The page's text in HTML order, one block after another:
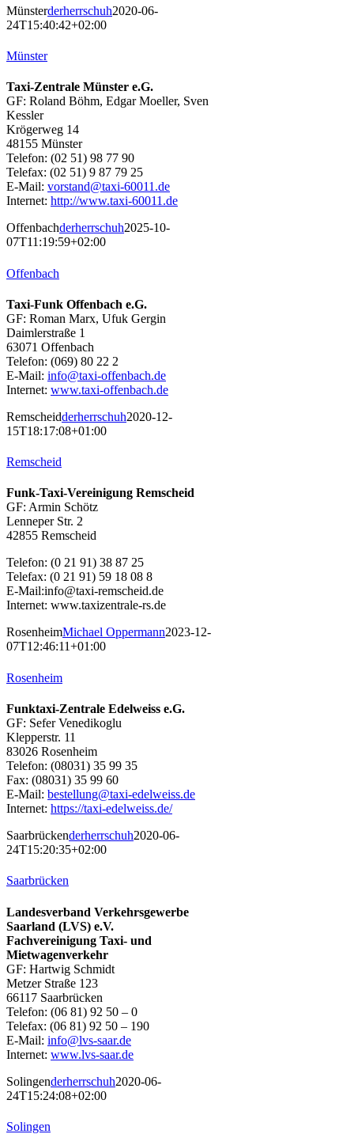
Münsterderherrschuh2020-06-
24T15:40:42+02:00
Münster
Taxi-Zentrale Münster e.G.
GF: Roland Böhm, Edgar Moeller, Sven
Kessler
Krögerweg 14
48155 Münster
Telefon: (02 51) 98 77 90
Telefax: (02 51) 9 87 79 25
E-Mail: vorstand@taxi-60011.de
Internet: http://www.taxi-60011.de
Offenbachderherrschuh2025-10-
07T11:19:59+02:00
Offenbach
Taxi-Funk Offenbach e.G.
GF: Roman Marx, Ufuk Gergin
Daimlerstraße 1
63071 Offenbach
Telefon: (069) 80 22 2
E-Mail: info@taxi-offenbach.de
Internet: www.taxi-offenbach.de
Remscheidderherrschuh2020-12-
15T18:17:08+01:00
Remscheid
Funk-Taxi-Vereinigung Remscheid
GF: Armin Schötz
Lenneper Str. 2
42855 Remscheid
Telefon: (0 21 91) 38 87 25
Telefax: (0 21 91) 59 18 08 8
E-Mail:info@taxi-remscheid.de
Internet: www.taxizentrale-rs.de
RosenheimMichael Oppermann2023-12-
07T12:46:11+01:00
Rosenheim
Funktaxi-Zentrale Edelweiss e.G.
GF: Sefer Venedikoglu
Klepperstr. 11
83026 Rosenheim
Telefon: (08031) 35 99 35
Fax: (08031) 35 99 60
E-Mail: bestellung@taxi-edelweiss.de
Internet: https://taxi-edelweiss.de/
Saarbrückenderherrschuh2020-06-
24T15:20:35+02:00
Saarbrücken
Landesverband Verkehrsgewerbe
Saarland (LVS) e.V.
Fachvereinigung Taxi- und
Mietwagenverkehr
GF: Hartwig Schmidt
Metzer Straße 123
66117 Saarbrücken
Telefon: (06 81) 92 50 – 0
Telefax: (06 81) 92 50 – 190
E-Mail: info@lvs-saar.de
Internet: www.lvs-saar.de
Solingenderherrschuh2020-06-
24T15:24:08+02:00
Solingen